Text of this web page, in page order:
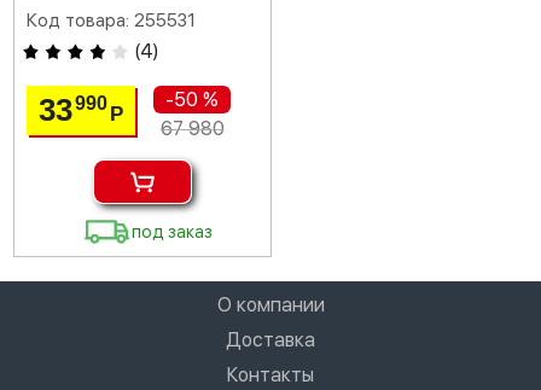
Код товара: 255531
(4)
33990Р
-50 %
67 980
под заказ
О компании
Доставка
Контакты